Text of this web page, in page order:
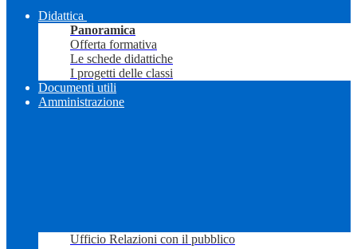
Didattica
Panoramica
Offerta formativa
Le schede didattiche
I progetti delle classi
Documenti utili
Amministrazione
Ufficio Relazioni con il pubblico